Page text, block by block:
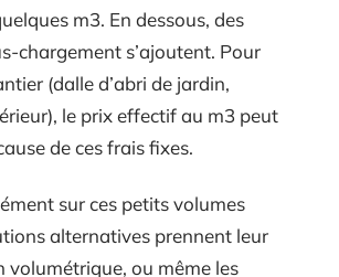
m3. En dessous, des
chargement s’ajoutent. Pour
(dalle d’abri de jardin,
le prix effectif au m3 peut
de ces frais fixes.
sur ces petits volumes
alternatives prennent leur
volumétrique, ou même les